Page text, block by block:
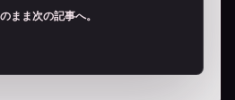
まま次の記事へ。